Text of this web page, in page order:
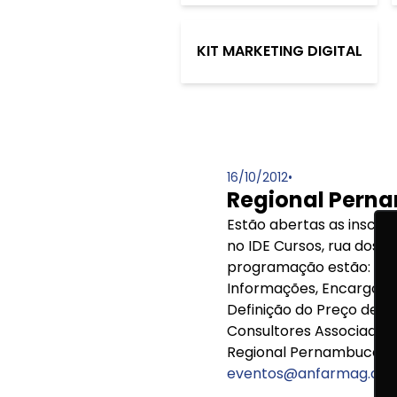
KIT MARKETING DIGITAL
16/10/2012•
Regional
Estão abertas as
no IDE Cursos, rua dos
programação estão:
Informações, Encargos
Definição do Preço de
Consultores
Regional Pernambuco